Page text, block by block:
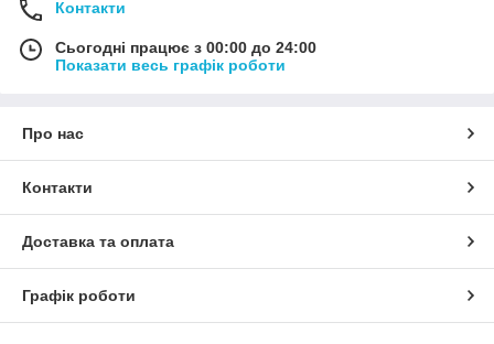
Контакти
Сьогодні працює з 00:00 до 24:00
Показати весь графік роботи
Про нас
Контакти
Доставка та оплата
Графік роботи